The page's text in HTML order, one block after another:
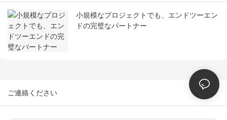
小規模なプロジェクトでも、エンドツーエン
ドの完璧なパートナー
ご連絡ください